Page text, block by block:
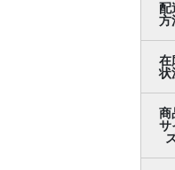
配
方
在
状
商
サ